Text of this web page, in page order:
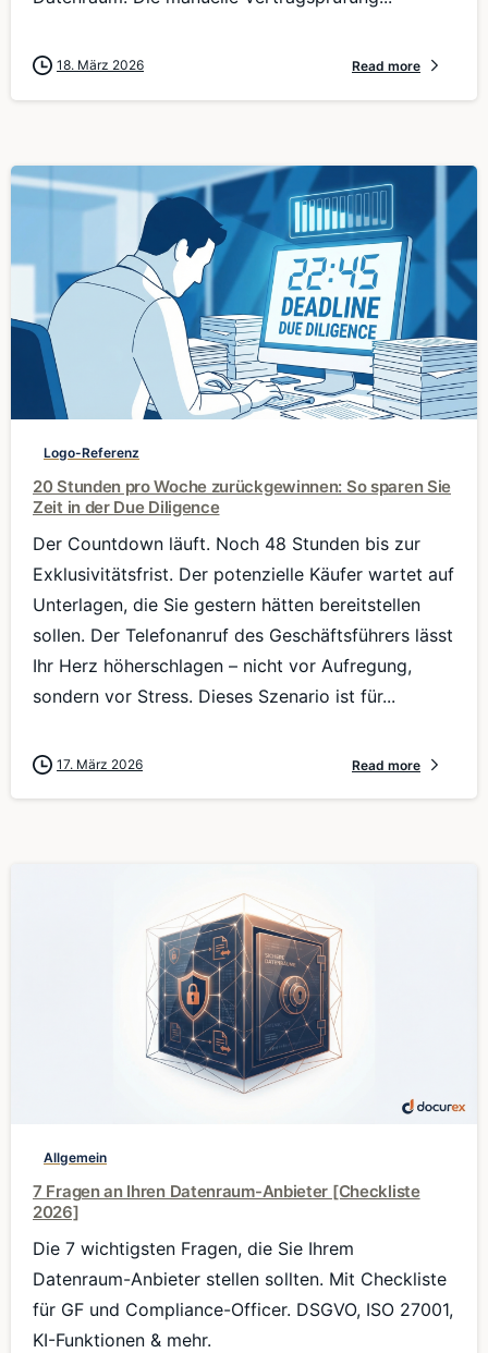
18. März 2026 Read more
0
Logo-Referenz
20 Stunden pro Woche zurückgewinnen: So sparen Sie
Zeit in der Due Diligence
Der Countdown läuft. Noch 48 Stunden bis zur
Exklusivitätsfrist. Der potenzielle Käufer wartet auf
Unterlagen, die Sie gestern hätten bereitstellen
sollen. Der Telefonanruf des Geschäftsführers lässt
Ihr Herz höherschlagen – nicht vor Aufregung,
sondern vor Stress. Dieses Szenario ist für...
17. März 2026 Read more
Allgemein
7 Fragen an Ihren Datenraum-Anbieter [Checkliste
2026]
Die 7 wichtigsten Fragen, die Sie Ihrem
Datenraum-Anbieter stellen sollten. Mit Checkliste
für GF und Compliance-Officer. DSGVO, ISO 27001,
KI-Funktionen & mehr.